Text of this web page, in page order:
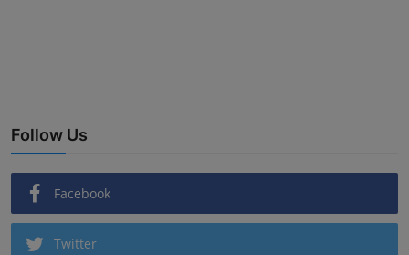
Follow Us
Facebook
Twitter